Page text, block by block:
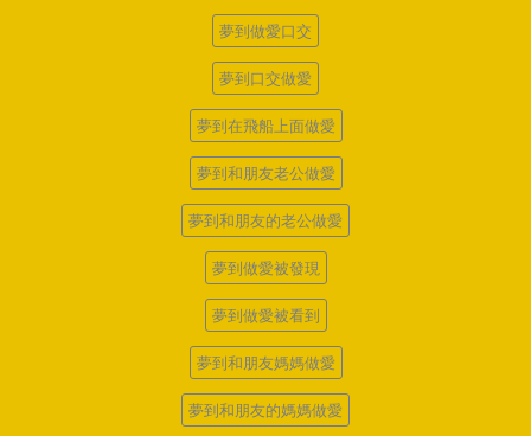
夢到做愛口交
夢到口交做愛
夢到在飛船上面做愛
夢到和朋友老公做愛
夢到和朋友的老公做愛
夢到做愛被發現
夢到做愛被看到
夢到和朋友媽媽做愛
夢到和朋友的媽媽做愛